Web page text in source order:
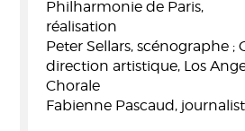
Philharmonie de Paris,
réalisation
Peter Sellars, scénographe ;
direction artistique, Los
Chorale
Fabienne Pascaud,